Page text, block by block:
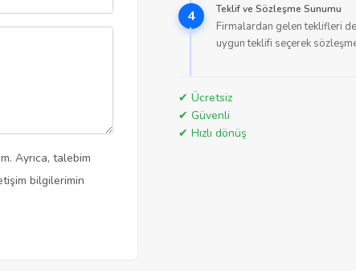
Ayrıca, talebim
bilgilerimin
4 Teklif ve Sözleşme Sunumu
Firmalardan gelen teklifleri
uygun teklifi seçerek
✔ Ücretsiz
✔ Güvenli
✔ Hızlı dönüş